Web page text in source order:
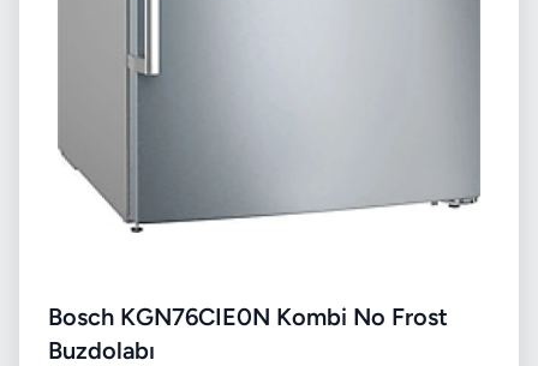
Bosch KGN76CIE0N Kombi No Frost
Buzdolabı